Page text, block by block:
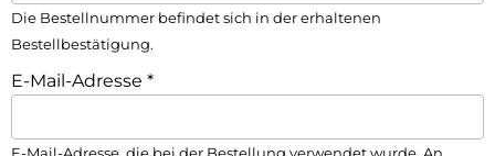
Die Bestellnummer befindet sich in der erhaltenen
Bestellbestätigung.
E-Mail-Adresse *